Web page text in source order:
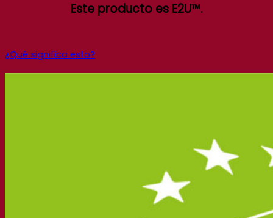
Este producto es E2U™.
¿Qué significa esto?